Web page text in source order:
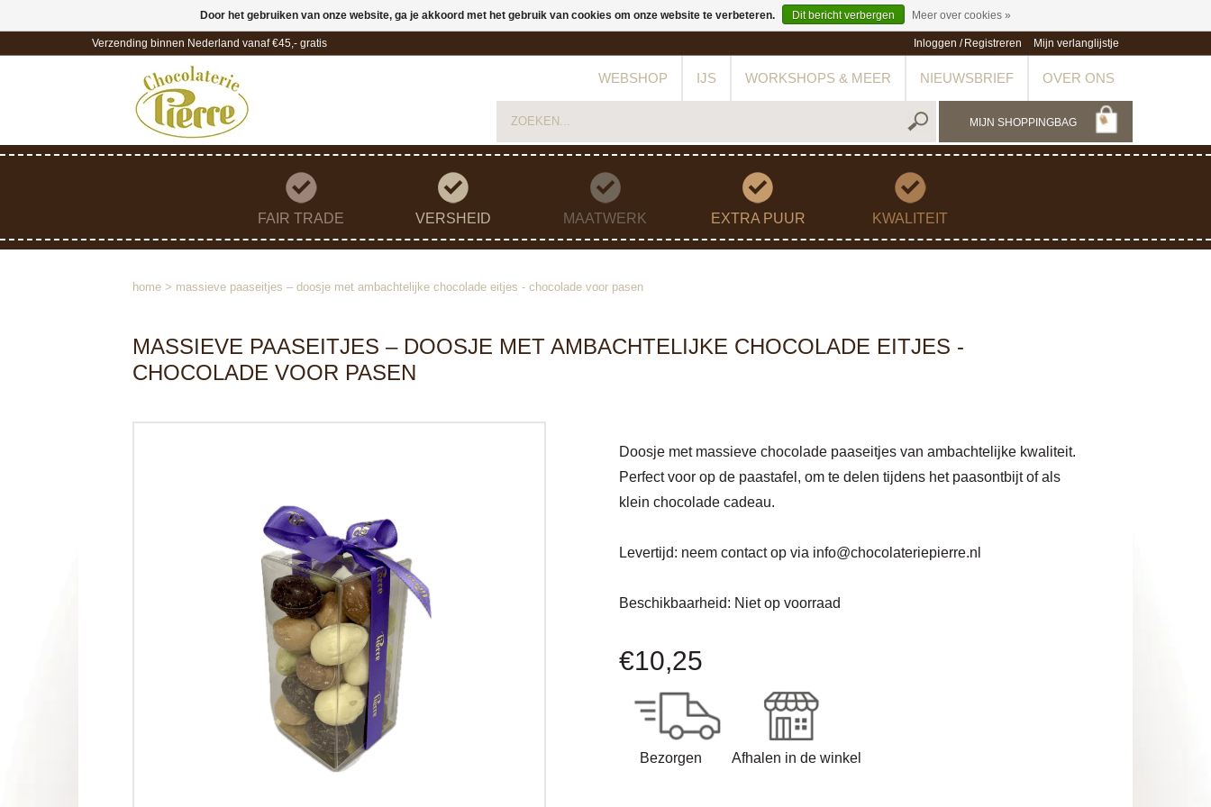
Verzending binnen Nederland vanaf €45,- gratis Inloggen / Registreren Mijn verlanglijstje
WEBSHOP IJS WORKSHOPS & MEER NIEUWSBRIEF OVER ONS
MIJN SHOPPINGBAG
FAIR TRADE VERSHEID MAATWERK EXTRA PUUR KWALITEIT
home > massieve paaseitjes – doosje met ambachtelijke chocolade eitjes - chocolade voor pasen
MASSIEVE PAASEITJES – DOOSJE MET AMBACHTELIJKE CHOCOLADE EITJES -
CHOCOLADE VOOR PASEN
Doosje met massieve chocolade paaseitjes van ambachtelijke kwaliteit.
Perfect voor op de paastafel, om te delen tijdens het paasontbijt of als
klein chocolade cadeau.
Levertijd: neem contact op via info@chocolateriepierre.nl
Beschikbaarheid: Niet op voorraad
€10,25
Bezorgen Afhalen in de winkel
Door het gebruiken van onze website, ga je akkoord met het gebruik van cookies om onze website te verbeteren. Dit bericht verbergen Meer over cookies »